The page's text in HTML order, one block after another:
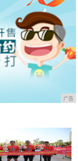
广告